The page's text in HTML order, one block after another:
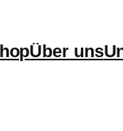
Über uns